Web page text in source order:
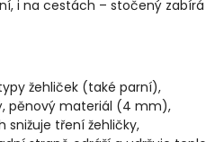
i na cestách – stočený
žehliček (také parní),
pěnový materiál (4 mm),
snižuje tření žehličky,